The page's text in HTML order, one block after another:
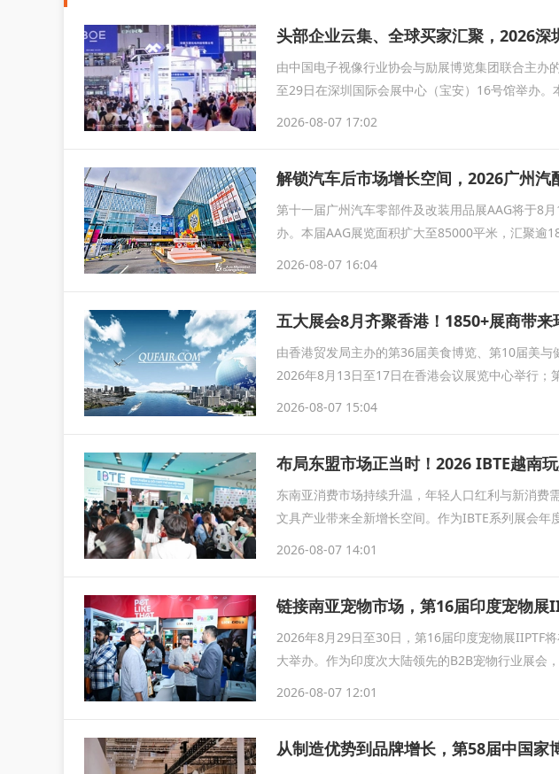
由中国电子视像行业协会与励展博览集团联合主办
至29日在深圳国际会展中心（宝安）16号馆举办
2026-08-07 17:02
解锁汽车后市场增长空间，2026广州汽
第十一届广州汽车零部件及改装用品展AAG将于8
办。本届AAG展览面积扩大至85000平米，汇聚逾
2026-08-07 16:04
由香港贸发局主办的第36届美食博览、第10届美
2026年8月13日至17日在香港会议展览中心举行；
2026-08-07 15:04
布局东盟市场正当时！2026 IBTE越南
东南亚消费市场持续升温，年轻人口红利与新消费
文具产业带来全新增长空间。作为IBTE系列展会
2026-08-07 14:01
链接南亚宠物市场，第16届印度宠物展
2026年8月29日至30日，第16届印度宠物展IIPTF
大举办。作为印度次大陆领先的B2B宠物行业展会
2026-08-07 12:01
从制造优势到品牌增长，第58届中国